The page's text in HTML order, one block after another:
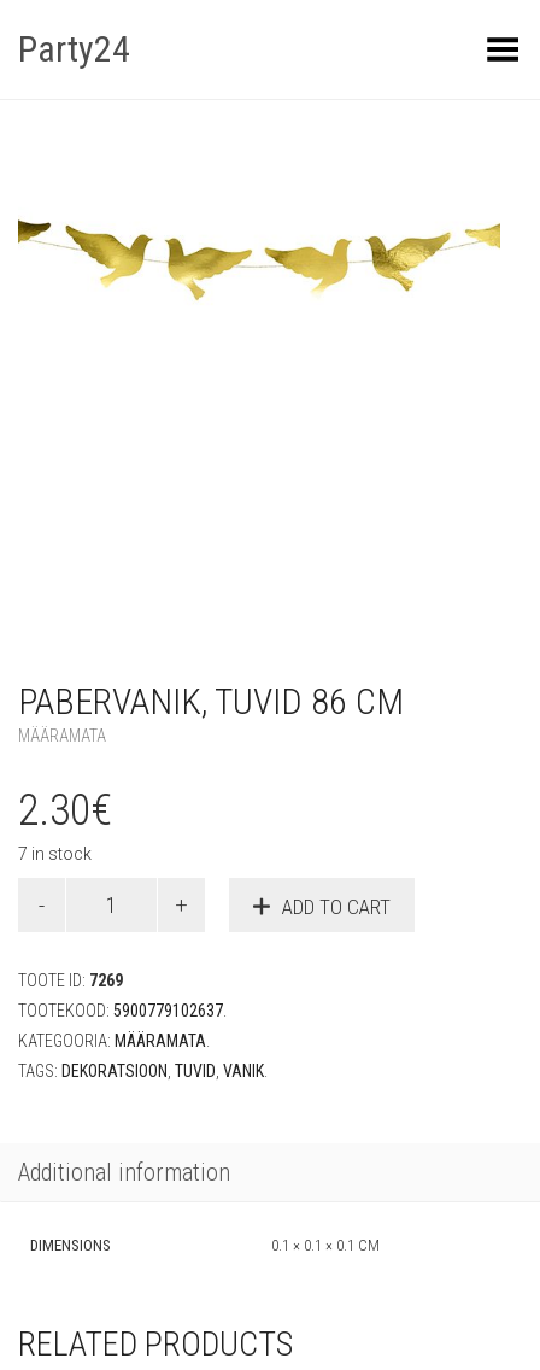
Party24 Kuva menüü
PABERVANIK, TUVID 86 CM
MÄÄRAMATA
2.30€
7 in stock
tuvid
quantity
ADD TO CART
TOOTE ID: 7269
TOOTEKOOD: 5900779102637.
KATEGOORIA: MÄÄRAMATA.
TAGS: DEKORATSIOON, TUVID, VANIK.
Additional information
DIMENSIONS 0.1 × 0.1 × 0.1 CM
RELATED PRODUCTS